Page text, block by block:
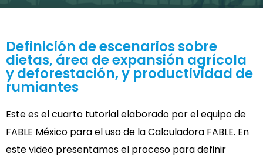
Definición de escenarios sobre
dietas, área de expansión agrícola
y deforestación, y productividad de
rumiantes
Este es el cuarto tutorial elaborado por el equipo de
FABLE México para el uso de la Calculadora FABLE. En
este video presentamos el proceso para definir